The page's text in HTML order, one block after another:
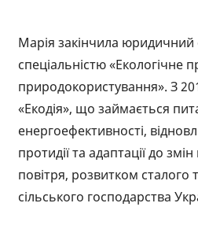
Марія закінчила юридичний
спеціальністю «Екологічне
природокористування». З
«Екодія», що займається
енергоефективності,
протидії та адаптації до
повітря, розвитком сталого
сільського господарства